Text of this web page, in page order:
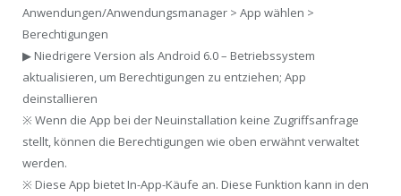
Anwendungen/Anwendungsmanager > App wählen >
Berechtigungen
▶ Niedrigere Version als Android 6.0 – Betriebssystem
aktualisieren, um Berechtigungen zu entziehen; App
deinstallieren
※ Wenn die App bei der Neuinstallation keine Zugriffsanfrage
stellt, können die Berechtigungen wie oben erwähnt verwaltet
werden.
※ Diese App bietet In-App-Käufe an. Diese Funktion kann in den